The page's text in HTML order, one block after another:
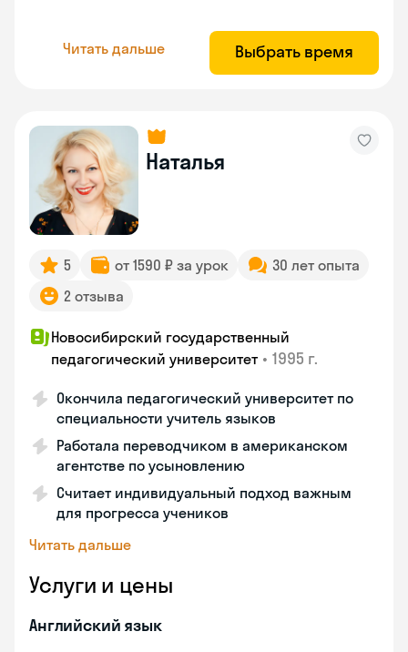
Читать дальше Выбрать время
Наталья
5 от 1590 ₽ за урок
30 лет опыта
2 отзыва
Новосибирский государственный
педагогический университет • 1995 г.
Окончила педагогический университет по
специальности учитель языков
Работала переводчиком в американском
агентстве по усыновлению
Считает индивидуальный подход важным
для прогресса учеников
Читать дальше
Услуги и цены
Английский язык